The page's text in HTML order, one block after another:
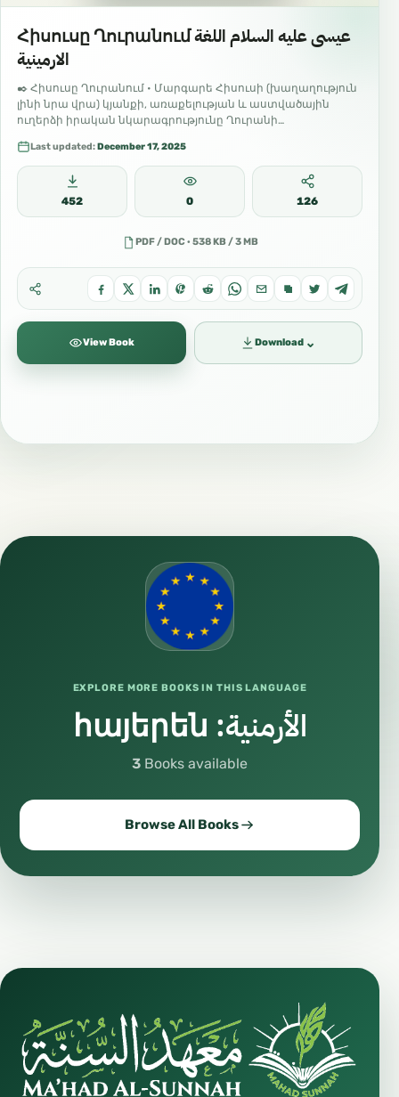
Հիսուսը Ղուրանում عيسى عليه السلام اللغة
الارمينية
✒️ Հիսուսը Ղուրանում • Մարգարե Հիսուսի (խաղաղություն
լինի նրա վրա) կյանքի, առաքելության և աստվածային
ուղերձի իրական նկարագրությունը Ղուրանի
Last updated:December 17, 2025
452 0 126
PDF / DOC · 538 KB / 3 MB
View Book Download ⌄
EXPLORE MORE BOOKS IN THIS LANGUAGE
الأرمنية: հայերեն
3 Books available
Browse All Books